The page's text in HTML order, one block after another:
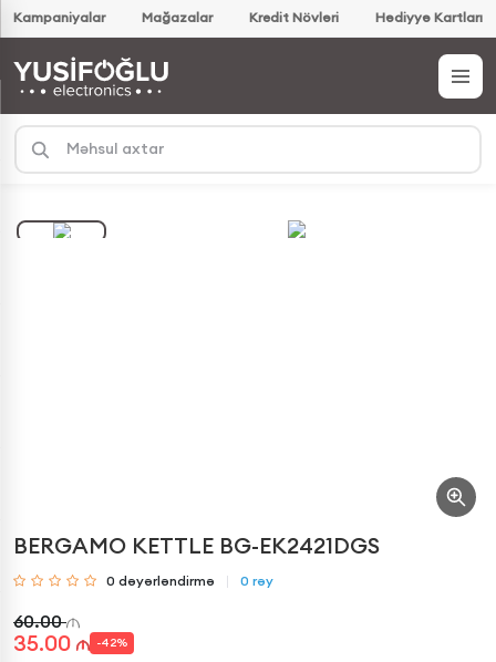
Kampaniyalar Mağazalar Kredit Növləri Hədiyyə Kartları
BERGAMO KETTLE BG-EK2421DGS
0 dəyərləndirmə 0 rəy
60.00
35.00 -42%